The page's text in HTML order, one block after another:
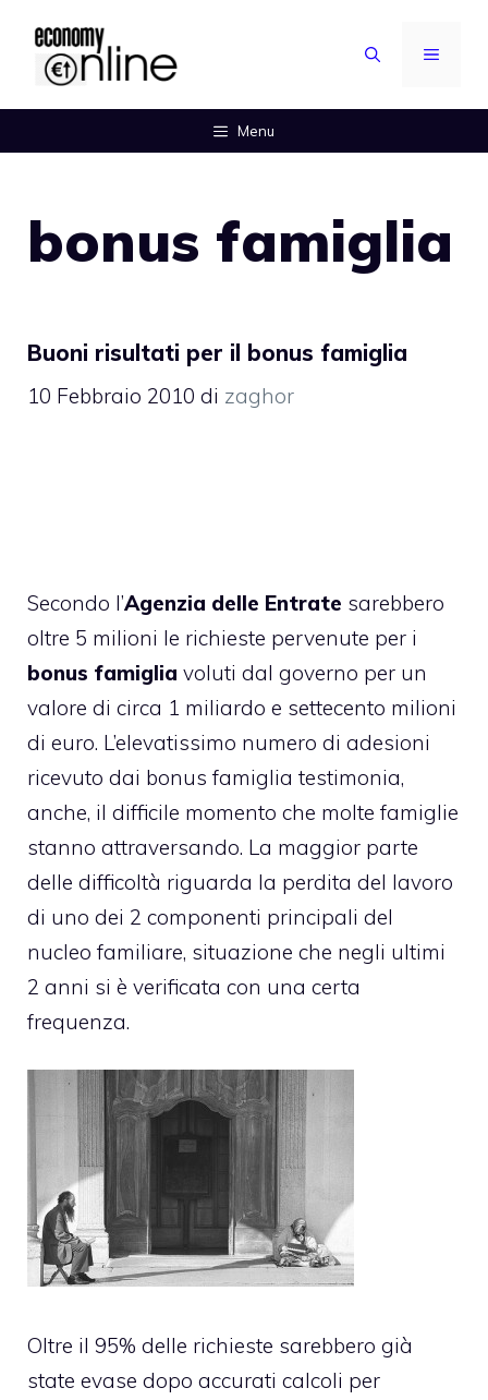
contenuto
MENU
Menu
bonus famiglia
Buoni risultati per il bonus famiglia
10 Febbraio 2010 di zaghor
Secondo l’Agenzia delle Entrate sarebbero
oltre 5 milioni le richieste pervenute per i
bonus famiglia voluti dal governo per un
valore di circa 1 miliardo e settecento milioni
di euro. L’elevatissimo numero di adesioni
ricevuto dai bonus famiglia testimonia,
anche, il difficile momento che molte famiglie
stanno attraversando. La maggior parte
delle difficoltà riguarda la perdita del lavoro
di uno dei 2 componenti principali del
nucleo familiare, situazione che negli ultimi
2 anni si è verificata con una certa
frequenza.
Oltre il 95% delle richieste sarebbero già
state evase dopo accurati calcoli per